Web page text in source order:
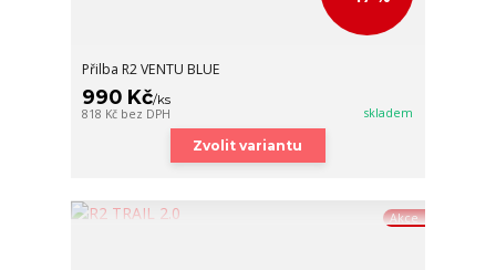
Přilba R2 VENTU BLUE
990 Kč/ks
818 Kč bez DPH skladem
Zvolit variantu
Akce